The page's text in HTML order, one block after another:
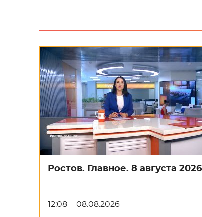
Ростов. Главное. 8 августа 2026
12:08 08.08.2026